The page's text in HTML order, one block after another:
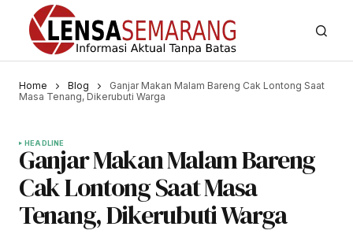
Home Blog
Ganjar Makan Malam Bareng Cak Lontong Saat
Masa Tenang, Dikerubuti Warga
HEADLINE
Ganjar Makan Malam Bareng
Cak Lontong Saat Masa
Tenang, Dikerubuti Warga